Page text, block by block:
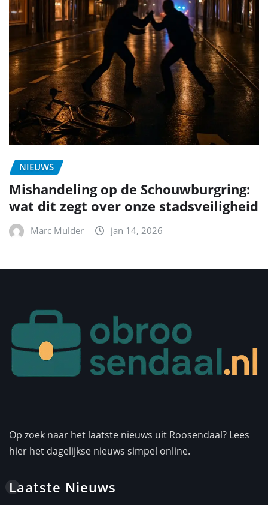
NIEUWS
Mishandeling op de Schouwburgring:
wat dit zegt over onze stadsveiligheid
Marc Mulder jan 14, 2026
Op zoek naar het laatste nieuws uit Roosendaal? Lees
hier het dagelijkse nieuws simpel online.
Laatste Nieuws